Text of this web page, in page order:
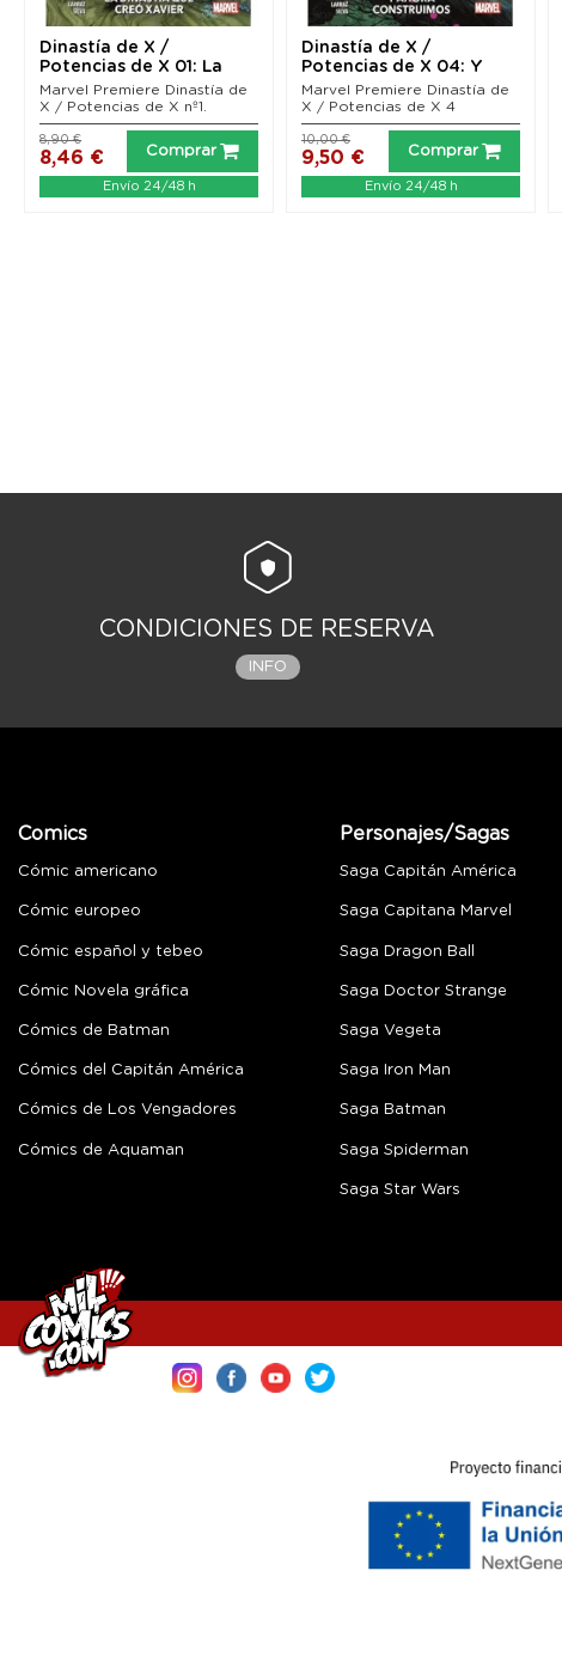
Dinastía de X /
Potencias de X 01: La
dinastía que creó...
Marvel Premiere Dinastía de
X / Potencias de X nº1.
8,46 €
8,90 €
Comprar
Envío 24/48 h
Dinastía de X /
Potencias de X 04: Y
ahora construímos...
Marvel Premiere Dinastía de
X / Potencias de X 4
9,50 €
10,00 €
Comprar
Envío 24/48 h
CONDICIONES DE RESERVA
INFO
Comics
Cómic americano
Cómic europeo
Cómic español y tebeo
Cómic Novela gráfica
Cómics de Batman
Cómics del Capitán América
Cómics de Los Vengadores
Cómics de Aquaman
Personajes/Sagas
Saga Capitán América
Saga Capitana Marvel
Saga Dragon Ball
Saga Doctor Strange
Saga Vegeta
Saga Iron Man
Saga Batman
Saga Spiderman
Saga Star Wars